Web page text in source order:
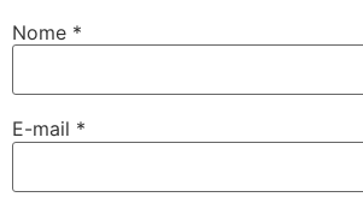
Nome *
E-mail *